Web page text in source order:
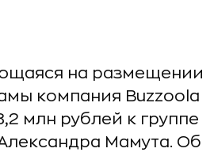
на размещении
компания Buzzoola
млн рублей к группе
Мамута. Об